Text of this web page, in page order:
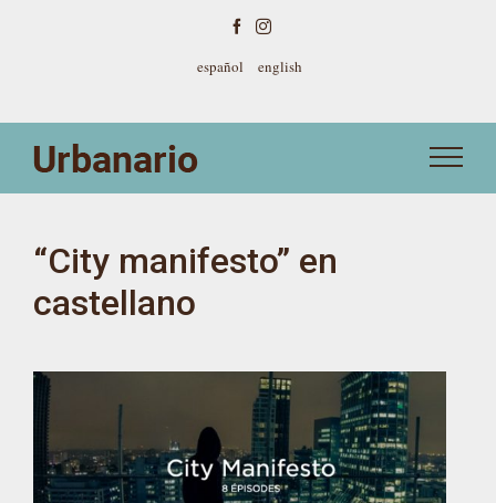
Facebook
Instagram
español english
“City manifesto” en
castellano